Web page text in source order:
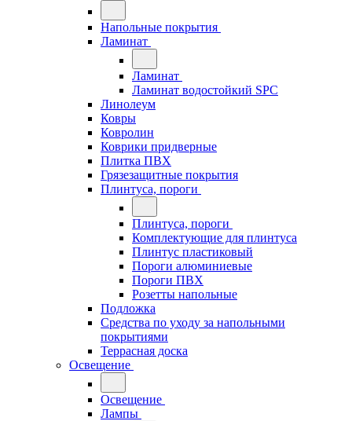
Напольные покрытия
Ламинат
Ламинат
Ламинат водостойкий SPC
Линолеум
Ковры
Ковролин
Коврики придверные
Плитка ПВХ
Грязезащитные покрытия
Плинтуса, пороги
Плинтуса, пороги
Комплектующие для плинтуса
Плинтус пластиковый
Пороги алюминиевые
Пороги ПВХ
Розетты напольные
Подложка
Средства по уходу за напольными
покрытиями
Террасная доска
Освещение
Освещение
Лампы